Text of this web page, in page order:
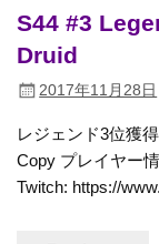
S44 #3
Druid
2017年11月28日
レジェンド3位獲
Copy プレイヤー
Twitch: https://